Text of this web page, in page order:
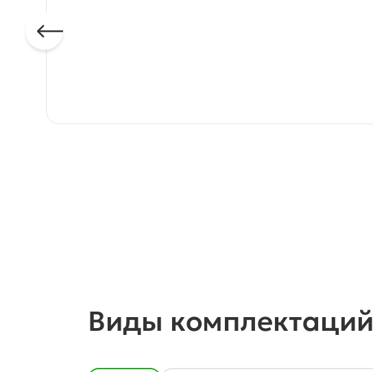
Виды комплектаций